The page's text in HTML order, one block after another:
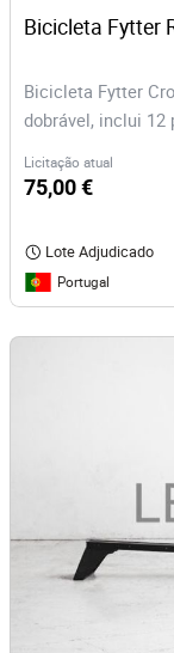
Bicicleta Fytter
Bicicleta Fytter
dobrável, inclui 12
Licitação atual
75,00 €
Lote Adjudicado
Portugal